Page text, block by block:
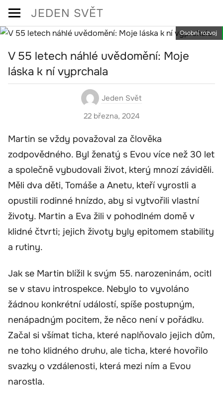
Skip
content
JEDEN SVĚT
Osobní rozvoj
V 55 letech náhlé uvědomění: Moje
láska k ní vyprchala
Jeden Svět
22 března, 2024
Martin se vždy považoval za člověka
zodpovědného. Byl ženatý s Evou více než 30 let
a společně vybudovali život, který mnozí záviděli.
Měli dva děti, Tomáše a Anetu, kteří vyrostli a
opustili rodinné hnízdo, aby si vytvořili vlastní
životy. Martin a Eva žili v pohodlném domě v
klidné čtvrti; jejich životy byly epitomem stability
a rutiny.
Jak se Martin blížil k svým 55. narozeninám, ocitl
se v stavu introspekce. Nebylo to vyvoláno
žádnou konkrétní událostí, spíše postupným,
nenápadným pocitem, že něco není v pořádku.
Začal si všímat ticha, které naplňovalo jejich dům,
ne toho klidného druhu, ale ticha, které hovořilo
svazky o vzdálenosti, která mezi ním a Evou
narostla.